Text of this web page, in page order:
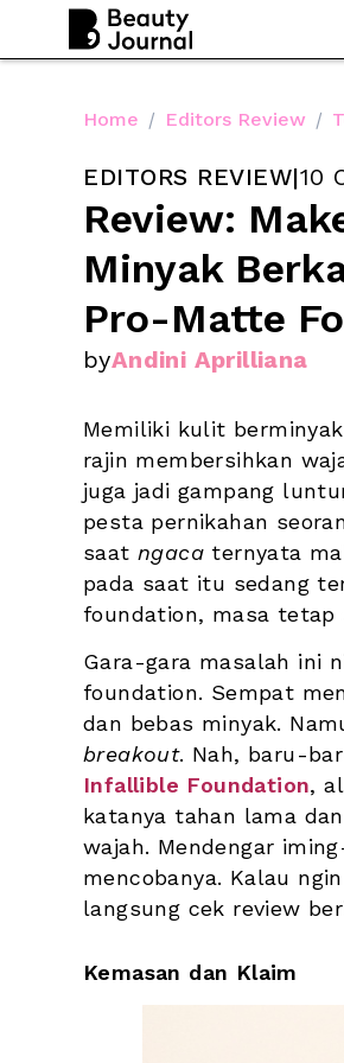
Home / Editors Review /
EDITORS REVIEW|10
Review:
Minyak
Pro-Matte
byAndini Aprilliana
Memiliki kulit
rajin membersihkan
juga jadi gampang
pesta pernikahan
saat ngaca ternyata
pada saat itu sedang
foundation, masa
Gara-gara masalah ini
foundation. Sempat
breakout. Nah, baru-
Infallible Foundation,
katanya tahan lama
wajah. Mendengar
mencobanya. Kalau
langsung cek review
Kemasan dan Klaim